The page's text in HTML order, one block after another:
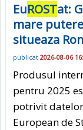
EuROSTat:
mare
situeaza
publicat 2026-08-06
Produsul
pentru 2025
potrivit
European de